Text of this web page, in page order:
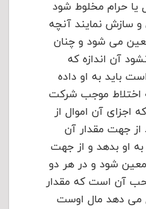
یا حرام مخلوط شود
و سازش نمایند آنچه
می شود و چنان
آن اندازه که
باید به او داده
اختلاط موجب شرکت
اجزای آن اموال از
از جهت مقدار آن
به او بدهد و از جهت
شود و در هر دو
آن است که مقدار
می دهد مال اوست